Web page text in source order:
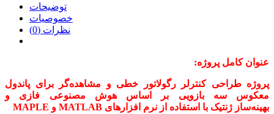
توضیحات
خصوصیات
نظرات (0)
عنوان کامل پروژه:
پروژه طراحی کنترلر رگولاتور خطی و مشاهده‌گر‫ برای پاندول
معکوس سه بازویی بر اساس هوش مصنوعی فازی و
بهينه‌ساز ژنتيک با استفاده از نرم افزارهای MATLAB و MAPLE